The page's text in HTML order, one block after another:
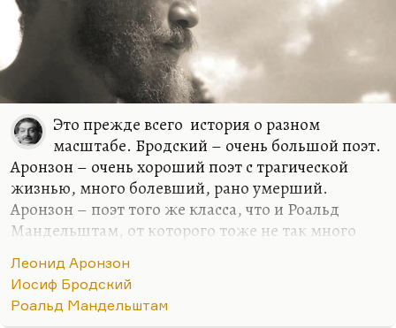
летняя… Я вообще больше всего люблю «Карьеру
Ругонов». «Ругон-Маккары» в целом –…
Это прежде всего история о разном
масштабе. Бродский – очень большой поэт.
Аронзон – очень хороший поэт с трагической
жизнью, много болевший, рано умерший.
Аронзон – поэт того же класса, что и Роальд
Мандельштам, от которого тоже не так много
болел туберкулезом. Но у него были гениальные
стихи, потрясающие озарения, он не зря дружил с
художниками. Наверное, самый живописный из
Леонид Аронзон
Иосиф Бродский
Роальд Мандельштам